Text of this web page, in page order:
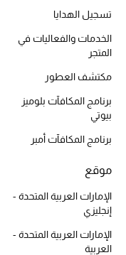
تسوقوا الأحذية
خصومات
جميع مستحضرات الجمال
الجديد في عالم الجمال
الأكثر مبيعاً
العطور
تسجيل الهدايا
الخدمات والفعاليات في
المتجر
مكتشف العطور
برنامج المكافآت بلوميز
بيوتي
برنامج المكافآت أمبر
موقع
الإمارات العربية المتحدة -
إنجليزي
الإمارات العربية المتحدة -
العربية